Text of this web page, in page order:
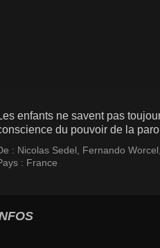
enfants ne savent pas
du pouvoir de la
: Nicolas Sedel Fernando Worcel
: France